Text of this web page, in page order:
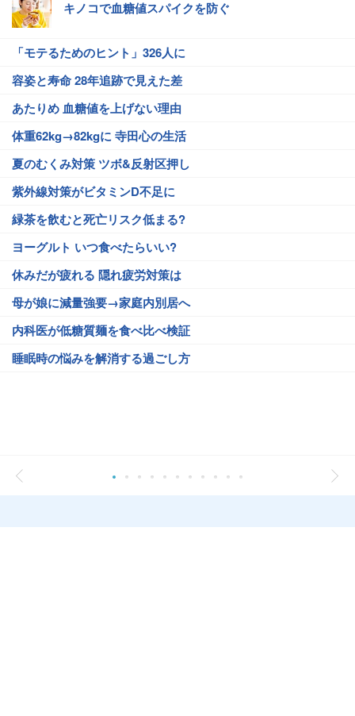
キノコで血糖値スパイクを防ぐ
「モテるためのヒント」326人に
容姿と寿命 28年追跡で見えた差
あたりめ 血糖値を上げない理由
体重62kg→82kgに 寺田心の生活
夏のむくみ対策 ツボ&反射区押し
紫外線対策がビタミンD不足に
緑茶を飲むと死亡リスク低まる?
ヨーグルト いつ食べたらいい?
休みだが疲れる 隠れ疲労対策は
母が娘に減量強要→家庭内別居へ
内科医が低糖質麺を食べ比べ検証
睡眠時の悩みを解消する過ごし方